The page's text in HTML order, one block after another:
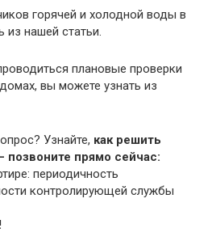
горячей и холодной воды в
из нашей статьи.
плановые проверки
вы можете узнать из
Узнайте, как решить
прямо сейчас: